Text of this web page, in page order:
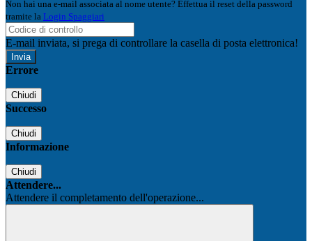
Non hai una e-mail associata al nome utente? Effettua il reset della password
tramite la Login Spaggiari
E-mail inviata, si prega di controllare la casella di posta elettronica!
Errore
Chiudi
Successo
Chiudi
Informazione
Chiudi
Attendere...
Attendere il completamento dell'operazione...